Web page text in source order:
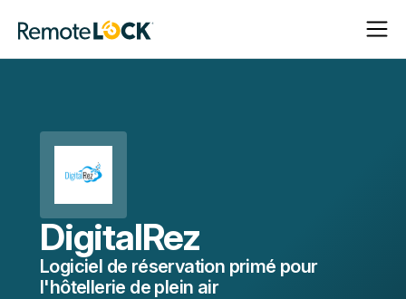
Page
d'accueil
Ouvrir
Fermer
DigitalRez
Logiciel de réservation primé pour
l'hôtellerie de plein air